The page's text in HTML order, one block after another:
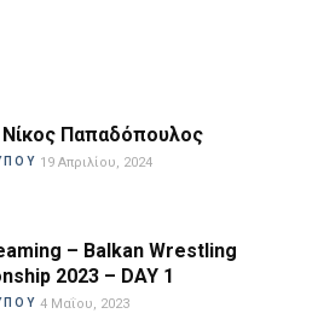
Παπαδόπουλος
19 Απριλίου, 2024
– Balkan Wrestling
2023 – DAY 1
4 Μαΐου, 2023